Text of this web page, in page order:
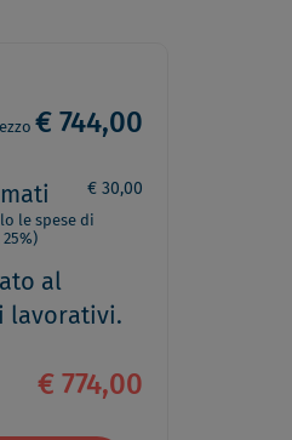
€ 744,00
€ 30,00
le spese di
al
lavorativi.
€ 774,00